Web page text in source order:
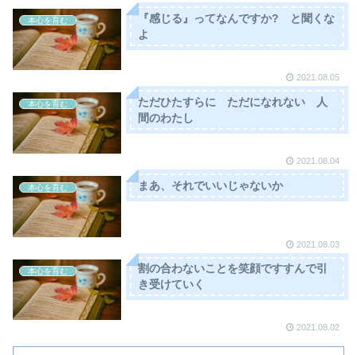
本心を育む
『感じる』ってなんですか? と聞くな
よ
2021.08.05
本心を育む
ただひたすらに ただになれない 人
間のわたし
2021.08.04
本心を育む まあ、それでいいじゃないか
2021.08.03
本心を育む
割の合わないことを笑顔ですすんで引
き受けていく
2021.08.02